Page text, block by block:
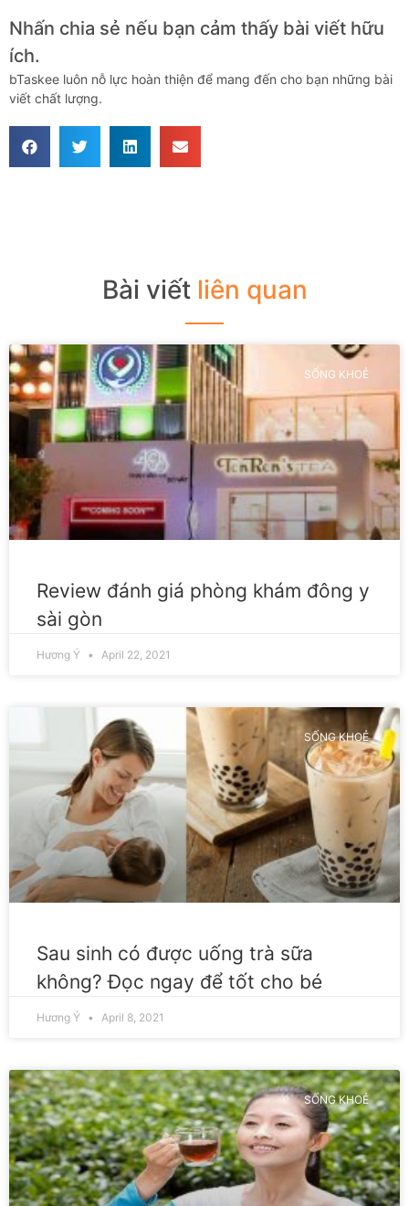
Nhấn chia sẻ nếu bạn cảm thấy bài viết hữu
ích.
bTaskee luôn nỗ lực hoàn thiện để mang đến cho bạn những bài
viết chất lượng.
Bài viết liên quan
SỐNG KHOẺ
Review đánh giá phòng khám đông y
sài gòn
Hương Ý April 22, 2021
SỐNG KHOẺ
Sau sinh có được uống trà sữa
không? Đọc ngay để tốt cho bé
Hương Ý April 8, 2021
SỐNG KHOẺ